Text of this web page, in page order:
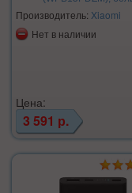
Производитель: Xiaomi
Нет в наличии
Цена:
3 591 р.